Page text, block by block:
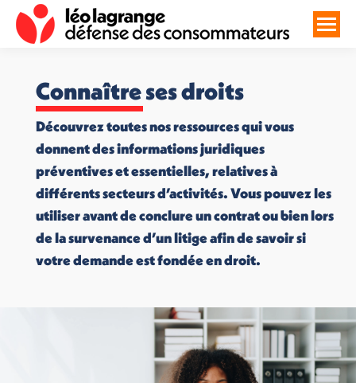
Connaître ses droits
Découvrez toutes nos ressources qui vous
donnent des informations juridiques
préventives et essentielles, relatives à
différents secteurs d’activités. Vous pouvez les
utiliser avant de conclure un contrat ou bien lors
de la survenance d’un litige afin de savoir si
votre demande est fondée en droit.